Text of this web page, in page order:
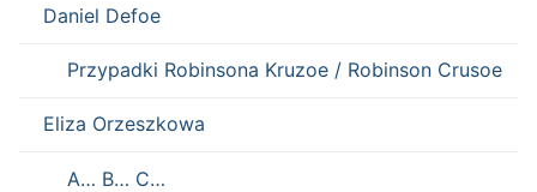
Daniel Defoe
Przypadki Robinsona Kruzoe / Robinson Crusoe
Eliza Orzeszkowa
A… B… C…